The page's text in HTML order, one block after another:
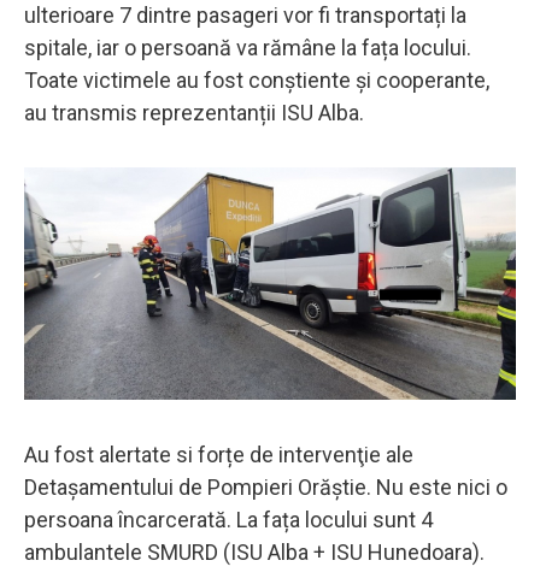
ulterioare 7 dintre pasageri vor fi transportați la
spitale, iar o persoană va rămâne la fața locului.
Toate victimele au fost conștiente și cooperante,
au transmis reprezentanții ISU Alba.
Au fost alertate si forțe de intervenţie ale
Detașamentului de Pompieri Orăștie. Nu este nici o
persoana încarcerată. La fața locului sunt 4
ambulantele SMURD (ISU Alba + ISU Hunedoara).